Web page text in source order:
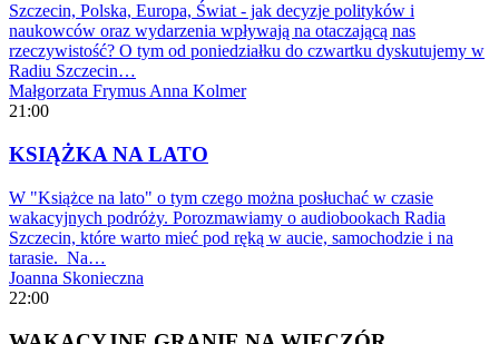
Szczecin, Polska, Europa, Świat - jak decyzje polityków i
naukowców oraz wydarzenia wpływają na otaczającą nas
rzeczywistość? O tym od poniedziałku do czwartku dyskutujemy w
Radiu Szczecin…
Małgorzata FrymusAnna Kolmer
21:00
KSIĄŻKA NA LATO
W "Książce na lato" o tym czego można posłuchać w czasie
wakacyjnych podróży. Porozmawiamy o audiobookach Radia
Szczecin, które warto mieć pod ręką w aucie, samochodzie i na
tarasie. Na…
Joanna Skonieczna
22:00